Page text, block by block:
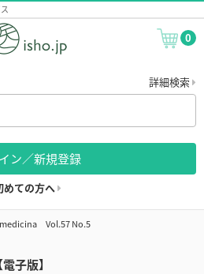
0
詳細検索
ン／新規登録
めての方へ
medicina Vol.57 No.5
子版】